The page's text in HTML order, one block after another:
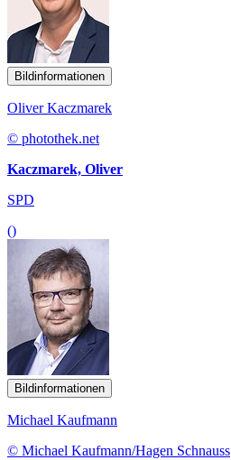
Bildinformationen
Oliver Kaczmarek
© photothek.net
Kaczmarek, Oliver
SPD
()
Bildinformationen
Michael Kaufmann
© Michael Kaufmann/Hagen Schnauss